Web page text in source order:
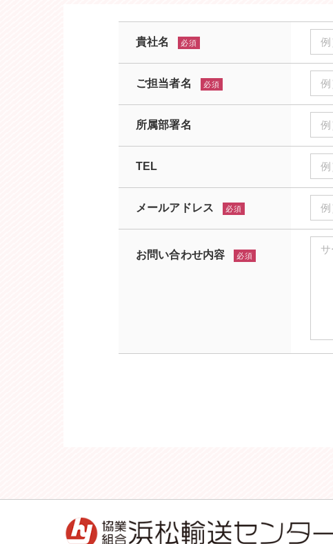
貴社名 必須
ご担当者名 必須
所属部署名
TEL
メールアドレス 必須
お問い合わせ内容 必須